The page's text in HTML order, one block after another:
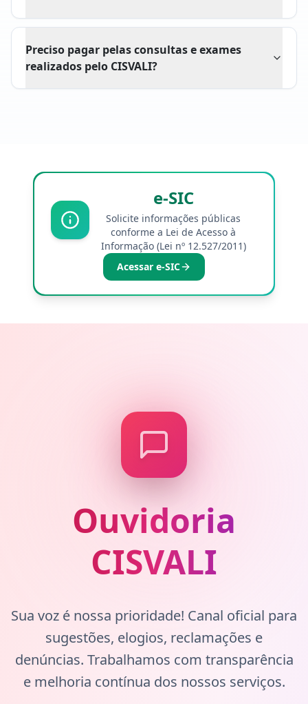
Preciso pagar pelas consultas e exames
realizados pelo CISVALI?
e-SIC
Solicite informações públicas
conforme a Lei de Acesso à
Informação (Lei nº 12.527/2011)
Acessar e-SIC
Ouvidoria
CISVALI
Sua voz é nossa prioridade! Canal oficial para
sugestões, elogios, reclamações e
denúncias. Trabalhamos com transparência
e melhoria contínua dos nossos serviços.